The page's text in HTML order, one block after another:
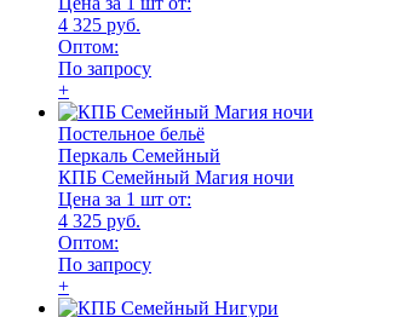
4 325 руб.
Оптом:
По запросу
+
Постельное бельё
Перкаль Семейный
КПБ Семейный Магия ночи
Цена за 1 шт от:
4 325 руб.
Оптом:
По запросу
+